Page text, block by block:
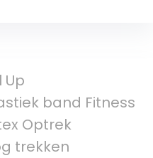
Up
band Fitness
Optrek
trekken